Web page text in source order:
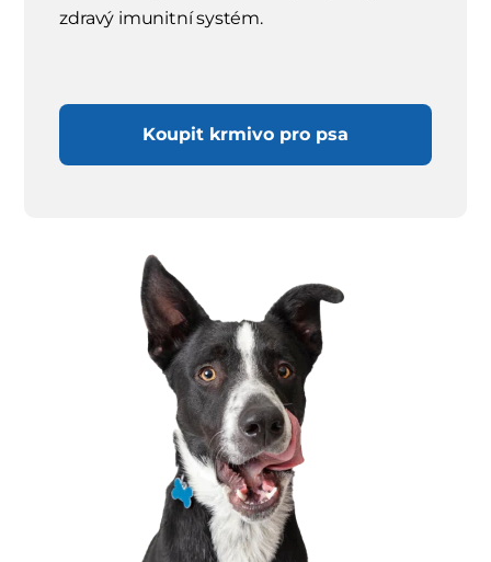
zdravý imunitní systém.
Koupit krmivo pro psa